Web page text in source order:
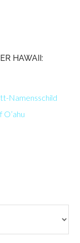
HAWAII:
Namensschild